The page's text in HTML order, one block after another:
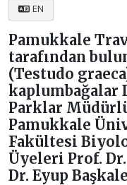
EN
Pamukkale
tarafından
(Testudo
kaplumbağalar
Parklar
Pamukkale
Fakültesi
Üyeleri Prof.
Dr. Eyup